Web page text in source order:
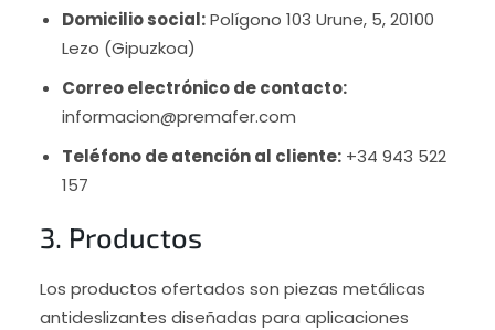
Domicilio social:Polígono 103 Urune, 5, 20100
Lezo (Gipuzkoa)
Correo electrónico de contacto:
informacion@premafer.com
Teléfono de atención al cliente: +34 943 522
157
3. Productos
Los productos ofertados son piezas metálicas
antideslizantes diseñadas para aplicaciones